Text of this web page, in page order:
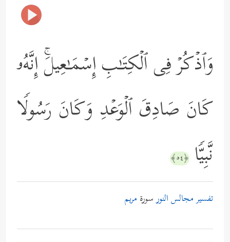
وَٱذۡكُرۡ فِی ٱلۡكِتَـٰبِ إِسۡمَـٰعِیلَۚ إِنَّهُۥ
كَانَ صَادِقَ ٱلۡوَعۡدِ وَكَانَ رَسُولࣰا
نَّبِیࣰّا ﴿٥٤﴾
تفسير مجالس النورسورة مريم